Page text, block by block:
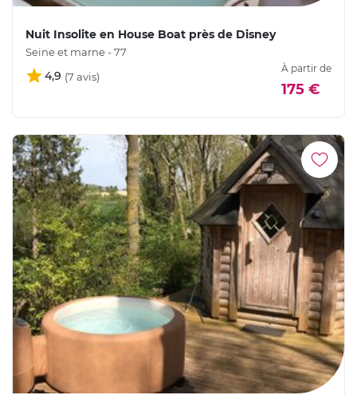
Nuit Insolite en House Boat près de Disney
Seine et marne - 77
4,9
À partir de
175 €